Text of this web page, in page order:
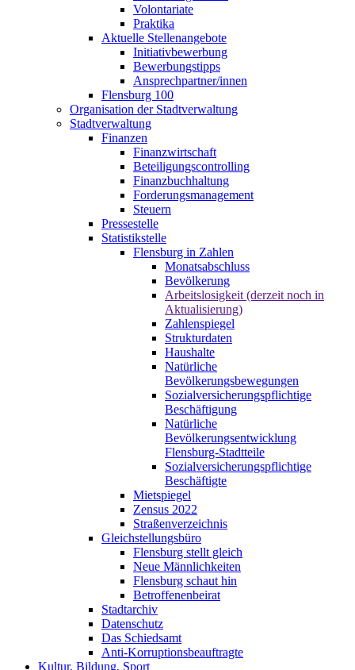
Volontariate
Praktika
Aktuelle Stellenangebote
Initiativbewerbung
Bewerbungstipps
Ansprechpartner/innen
Flensburg 100
Organisation der Stadtverwaltung
Stadtverwaltung
Finanzen
Finanzwirtschaft
Beteiligungscontrolling
Finanzbuchhaltung
Forderungsmanagement
Steuern
Pressestelle
Statistikstelle
Flensburg in Zahlen
Monatsabschluss
Bevölkerung
Arbeitslosigkeit (derzeit noch in
Aktualisierung)
Zahlenspiegel
Strukturdaten
Haushalte
Natürliche
Bevölkerungsbewegungen
Sozialversicherungspflichtige
Beschäftigung
Natürliche
Bevölkerungsentwicklung
Flensburg-Stadtteile
Sozialversicherungspflichtige
Beschäftigte
Mietspiegel
Zensus 2022
Straßenverzeichnis
Gleichstellungsbüro
Flensburg stellt gleich
Neue Männlichkeiten
Flensburg schaut hin
Betroffenenbeirat
Stadtarchiv
Datenschutz
Das Schiedsamt
Anti-Korruptionsbeauftragte
Kultur, Bildung, Sport